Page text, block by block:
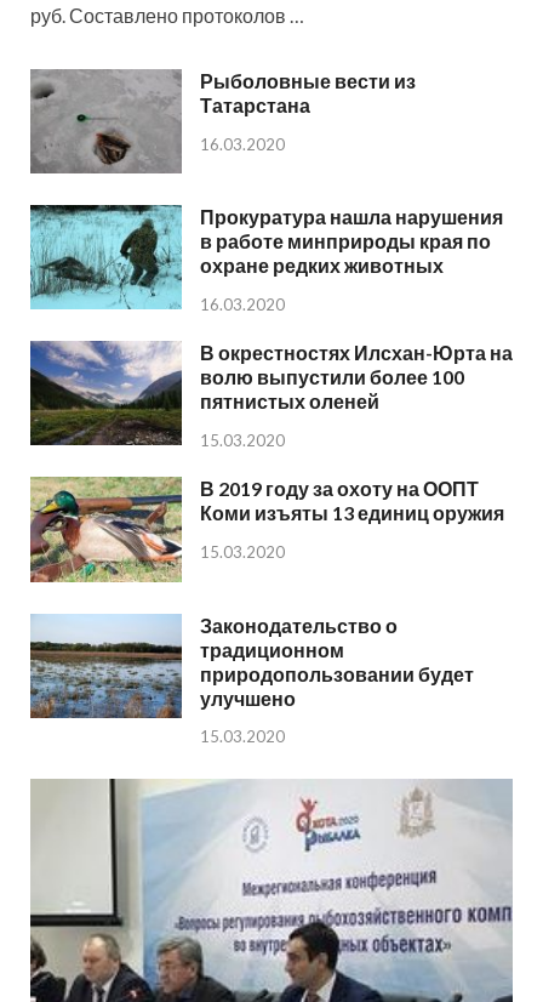
руб. Составлено протоколов …
Рыболовные вести из
Татарстана
16.03.2020
Прокуратура нашла нарушения
в работе минприроды края по
охране редких животных
16.03.2020
В окрестностях Илсхан-Юрта на
волю выпустили более 100
пятнистых оленей
15.03.2020
В 2019 году за охоту на ООПТ
Коми изъяты 13 единиц оружия
15.03.2020
Законодательство о
традиционном
природопользовании будет
улучшено
15.03.2020